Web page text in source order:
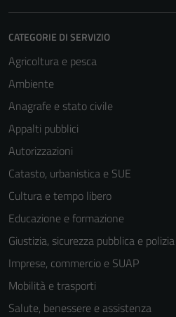
CATEGORIE DI SERVIZIO
Agricoltura e pesca
Ambiente
Anagrafe e stato civile
Appalti pubblici
Autorizzazioni
Catasto, urbanistica e SUE
Cultura e tempo libero
Educazione e formazione
Giustizia, sicurezza pubblica e
Imprese, commercio e SUAP
Mobilità e trasporti
Salute, benessere e assistenza